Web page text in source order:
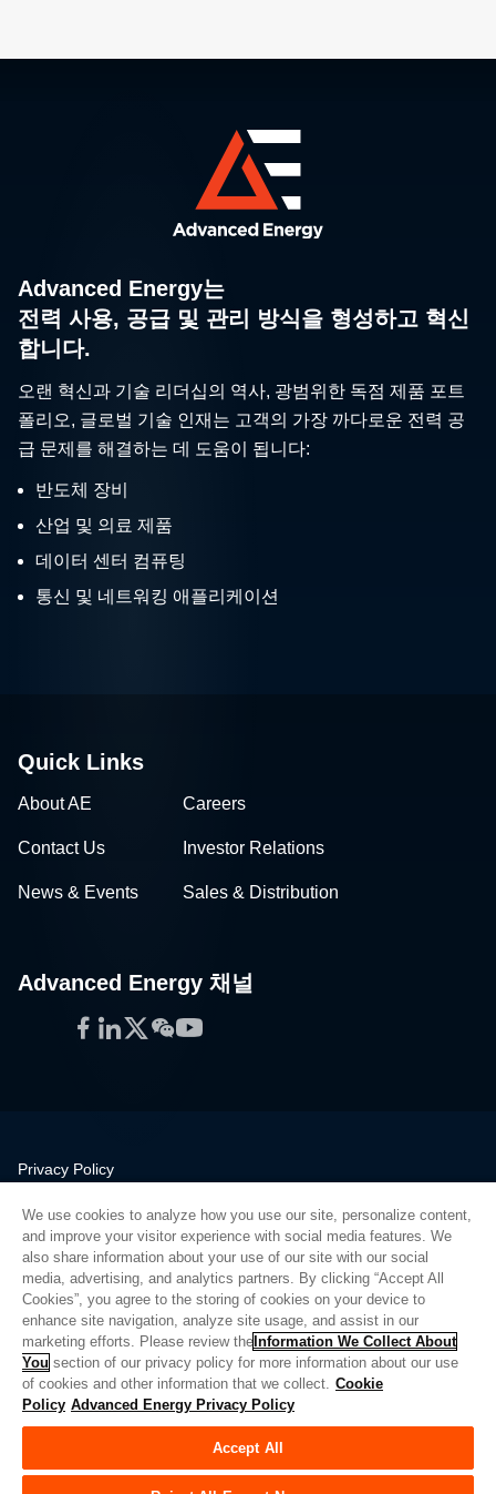
Advanced Energy는
전력 사용, 공급 및 관리 방식을 형성하고 혁신
합니다.
오랜 혁신과 기술 리더십의 역사, 광범위한 독점 제품 포트
폴리오, 글로벌 기술 인재는 고객의 가장 까다로운 전력 공
급 문제를 해결하는 데 도움이 됩니다:
반도체 장비
산업 및 의료 제품
데이터 센터 컴퓨팅
통신 및 네트워킹 애플리케이션
Quick Links
About AE Careers
Contact Us Investor Relations
News & Events Sales & Distribution
Advanced Energy 채널
Facebook
LinkedIn
Twitter
WeChat
YouTube
Privacy Policy
Quality
Sitemap
Supplier Portal
UK Modern Slavery Act
Privacy Preferences
Do Not Sell or Share My Personal Information
Limit the Use of My Sensitive Personal Information
© Copyright 2026Advanced Energy | 빌드: 39545
We use cookies to analyze how you use our site, personalize content,
and improve your visitor experience with social media features. We
also share information about your use of our site with our social
media, advertising, and analytics partners. By clicking “Accept All
Cookies”, you agree to the storing of cookies on your device to
enhance site navigation, analyze site usage, and assist in our
marketing efforts. Please review the Information We Collect About
You section of our privacy policy for more information about our use
of cookies and other information that we collect. Cookie
Policy Advanced Energy Privacy Policy
Accept All